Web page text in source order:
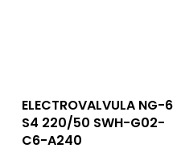
ELECTROVALVULA NG-6
S4 220/50 SWH-G02-
C6-A240